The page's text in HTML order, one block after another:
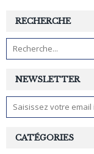
NEWSLETTER
RECHERCHE
CATÉGORIES